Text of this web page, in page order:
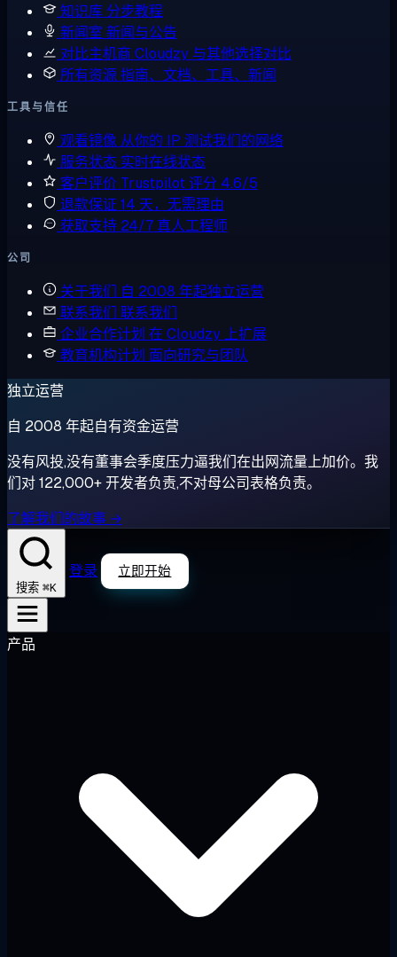
知识库 分步教程
新闻室 新闻与公告
对比主机商 Cloudzy 与其他选择对比
所有资源指南、文档、工具、新闻
工具与信任
观看镜像 从你的 IP 测试我们的网络
服务状态 实时在线状态
客户评价 Trustpilot 评分 4.6/5
退款保证 14 天，无需理由
获取支持 24/7 真人工程师
公司
关于我们 自 2008 年起独立运营
联系我们 联系我们
企业合作计划 在 Cloudzy 上扩展
教育机构计划 面向研究与团队
独立运营
自 2008 年起自有资金运营
没有风投,没有董事会季度压力逼我们在出网流量上加价。我
们对 122,000+ 开发者负责,不对母公司表格负责。
了解我们的故事 →
搜索 ⌘K
登录 立即开始
产品